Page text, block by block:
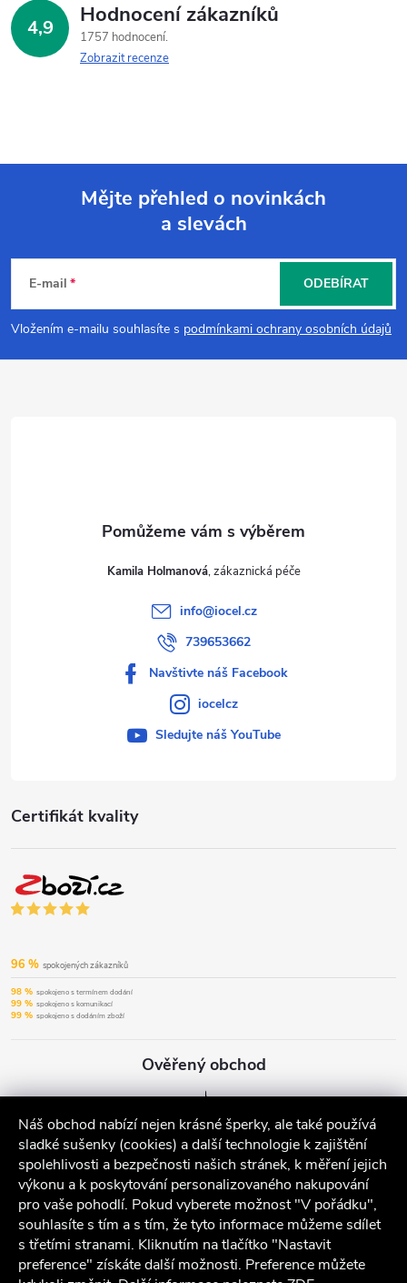
Náš obchod nabízí nejen krásné šperky, ale také používá
sladké sušenky (cookies) a další technologie k zajištění
spolehlivosti a bezpečnosti našich stránek, k měření jejich
výkonu a k poskytování personalizovaného nakupování
pro vaše pohodlí. Pokud vyberete možnost "V pořádku",
souhlasíte s tím a s tím, že tyto informace můžeme sdílet
s třetími stranami. Kliknutím na tlačítko "Nastavit
preference" získáte další možnosti. Preference můžete
4,9 Hodnocení zákazníků
1757 hodnocení
Zobrazit recenze
p
Mějte přehled o novinkách
a slevách
E-mail
Vložením e-mailu souhlasíte s podmínkami ochrany osobních údajů
ODEBÍRAT
Certifikát kvality
96 % spokojených zákazníků
98 % spokojeno s termínem dodání
99 % spokojeno s komunikací
99 % spokojeno s dodáním zboží
Ověřený obchod
Kamila Holmanová
info@iocel.cz
739653662
Navštivte náš Facebook
iocelcz
Sledujte náš YouTube